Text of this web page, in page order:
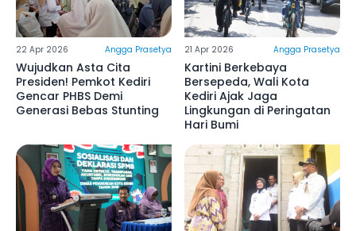
22 Apr 2026 Angga Prasetya
Wujudkan Asta Cita
Presiden! Pemkot Kediri
Gencar PHBS Demi
Generasi Bebas Stunting
21 Apr 2026 Angga Prasetya
Kartini Berkebaya
Bersepeda, Wali Kota
Kediri Ajak Jaga
Lingkungan di Peringatan
Hari Bumi